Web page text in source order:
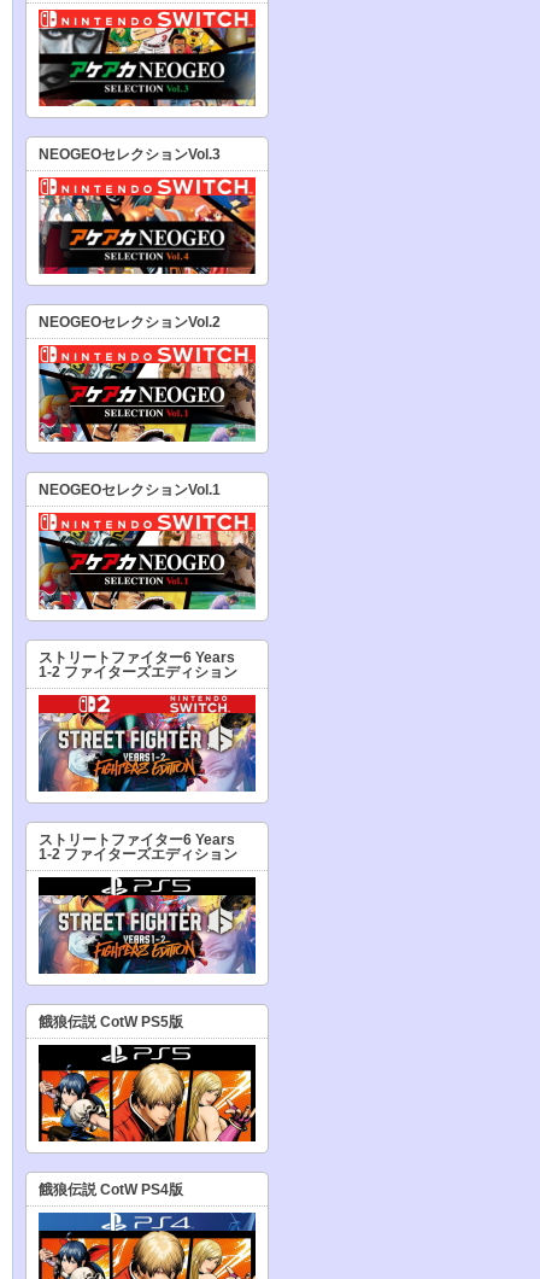
NEOGEOセレクションVol.3
NEOGEOセレクションVol.2
NEOGEOセレクションVol.1
ストリートファイター6 Years
1-2 ファイターズエディション
ストリートファイター6 Years
1-2 ファイターズエディション
餓狼伝説 CotW PS5版
餓狼伝説 CotW PS4版